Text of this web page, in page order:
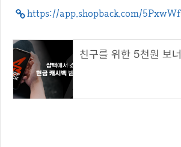
https://app.shopback.com/